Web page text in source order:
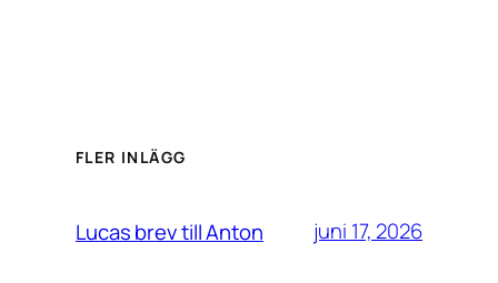
FLER INLÄGG
Lucas brev till Anton juni 17, 2026